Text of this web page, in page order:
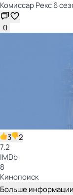
Комиссар Рекс 6
0
3
2
7.2
IMDb
8
Кинопоиск
Больше информации